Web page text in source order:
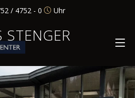
/ 4752 - 0 Uhr